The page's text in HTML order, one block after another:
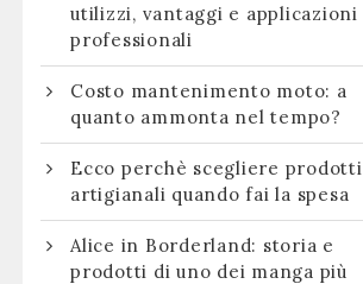
utilizzi, vantaggi e applicazioni
professionali
Costo mantenimento moto: a
quanto ammonta nel tempo?
Ecco perchè scegliere prodotti
artigianali quando fai la spesa
Alice in Borderland: storia e
prodotti di uno dei manga più